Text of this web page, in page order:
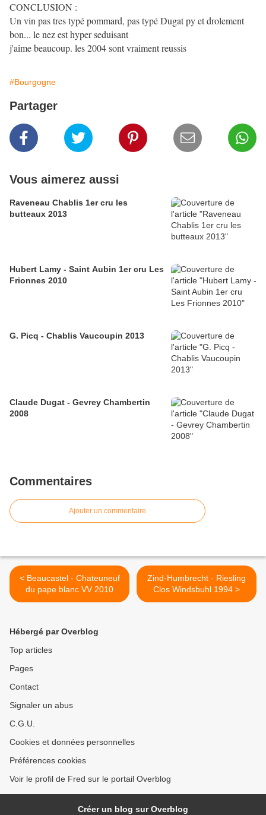
CONCLUSION :
Un vin pas tres typé pommard, pas typé Dugat py et drolement
bon... le nez est hyper seduisant
j'aime beaucoup. les 2004 sont vraiment reussis
#Bourgogne
Partager
Vous aimerez aussi
Raveneau Chablis 1er cru les
butteaux 2013
Hubert Lamy - Saint Aubin 1er cru Les
Frionnes 2010
G. Picq - Chablis Vaucoupin 2013
Claude Dugat - Gevrey Chambertin
2008
Commentaires
Ajouter un commentaire
< Beaucastel - Chateuneuf
du pape blanc VV 2010
Zind-Humbrecht - Riesling
Clos Windsbuhl 1994 >
Hébergé par Overblog
Top articles
Pages
Contact
Signaler un abus
C.G.U.
Cookies et données personnelles
Préférences cookies
Voir le profil de Fred sur le portail Overblog
Créer un blog sur Overblog